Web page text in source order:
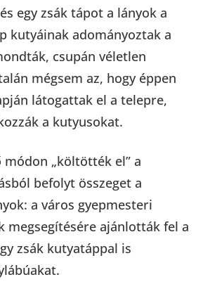
egy zsák tápot a lányok a
kutyáinak adományoztak a
csupán véletlen
mégsem az, hogy éppen
látogattak el a telepre,
a kutyusokat.
módon „költötték el” a
befolyt összeget a
a város gyepmesteri
megsegítésére ajánlották fel a
zsák kutyatáppal is